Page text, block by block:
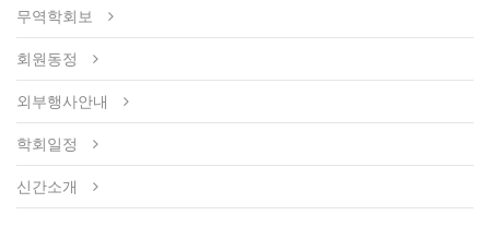
무역학회보
회원동정
외부행사안내
학회일정
신간소개